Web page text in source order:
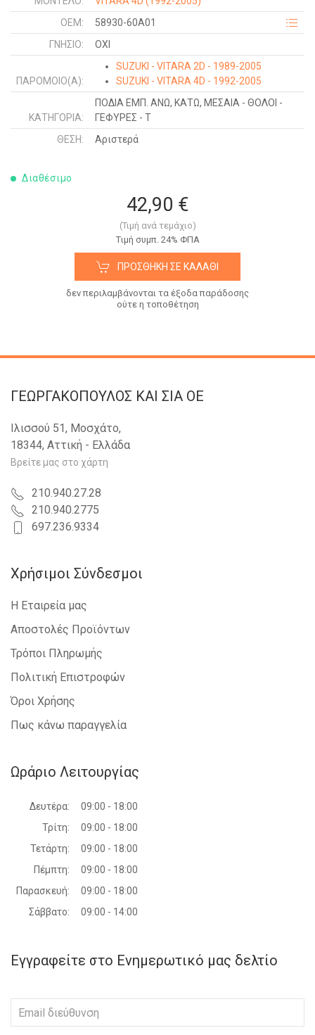
OEM:
58930-60A01
ΓΝΉΣΙΟ:
ΟΧΙ
ΠΑΡΌΜΟΙΟ(Α):
SUZUKI - VITARA 2D - 1989-2005
SUZUKI - VITARA 4D - 1992-2005
ΚΑΤΗΓΟΡΊΑ:
ΠΟΔΙΑ ΕΜΠ. ΑΝΩ, ΚΑΤΩ, ΜΕΣΑΙΑ - ΘΟΛΟΙ -
ΓΕΦΥΡΕΣ - Τ
ΘΈΣΗ:
Αριστερά
Διαθέσιμο
42,90 €
(Τιμή ανά τεμάχιο)
Tιμή συμπ. 24% ΦΠΑ
ΠΡΟΣΘΉΚΗ ΣΕ ΚΑΛΆΘΙ
δεν περιλαμβάνονται τα έξοδα παράδοσης
ούτε η τοποθέτηση
ΓΕΩΡΓΑΚΟΠΟΥΛΟΣ KAI ΣΙΑ OE
Ιλισσού 51, Μοσχάτο,
18344, Αττική - Ελλάδα
Βρείτε μας στο χάρτη
210.940.27.28
210.940.2775
697.236.9334
Χρήσιμοι Σύνδεσμοι
Η Εταιρεία μας
Αποστολές Προϊόντων
Τρόποι Πληρωμής
Πολιτική Επιστροφών
Όροι Χρήσης
Πως κάνω παραγγελία
Ωράριο Λειτουργίας
Δευτέρα:
09:00 - 18:00
Τρίτη:
09:00 - 18:00
Τετάρτη:
09:00 - 18:00
Πέμπτη:
09:00 - 18:00
Παρασκευή:
09:00 - 18:00
Σάββατο:
09:00 - 14:00
Εγγραφείτε στο Ενημερωτικό μας δελτίο